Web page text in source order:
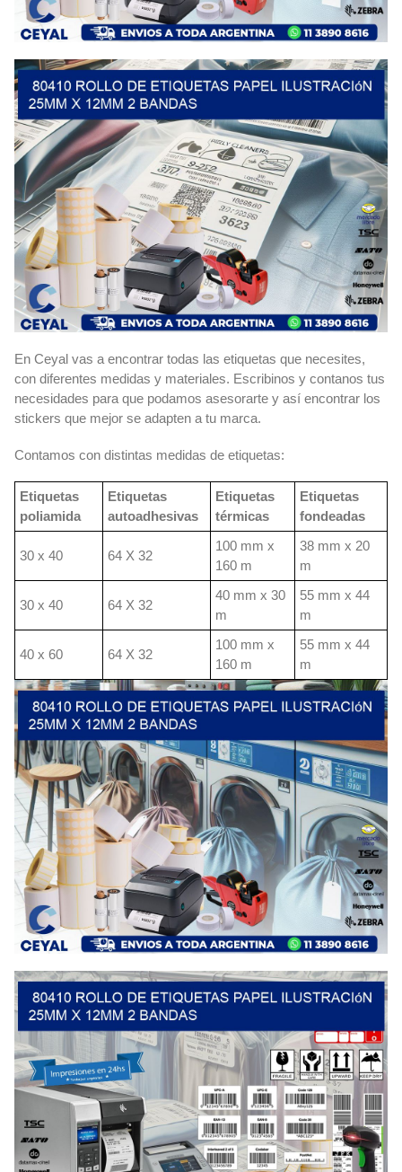
En Ceyal vas a encontrar todas las etiquetas que necesites,
con diferentes medidas y materiales. Escribinos y contanos tus
necesidades para que podamos asesorarte y así encontrar los
stickers que mejor se adapten a tu marca.
Contamos con distintas medidas de etiquetas:
Etiquetas
poliamida
Etiquetas
autoadhesivas
Etiquetas
térmicas
Etiquetas
fondeadas
30 x 40 64 X 32
100 mm x
160 m
38 mm x 20
m
30 x 40 64 X 32
40 mm x 30
m
55 mm x 44
m
40 x 60 64 X 32
100 mm x
160 m
55 mm x 44
m